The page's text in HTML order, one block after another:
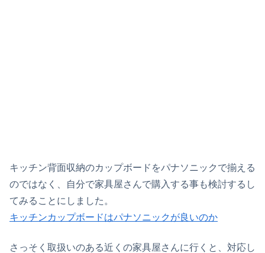
キッチン背面収納のカップボードをパナソニックで揃える
のではなく、自分で家具屋さんで購入する事も検討するし
てみることにしました。
キッチンカップボードはパナソニックが良いのか
さっそく取扱いのある近くの家具屋さんに行くと、対応し